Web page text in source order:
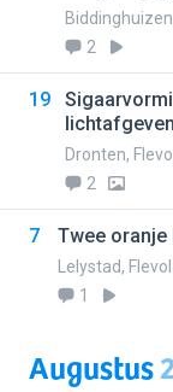
Biddinghuizen
2
19
Dronten,
2
7 Twee oranje
Lelystad,
1
Augustus